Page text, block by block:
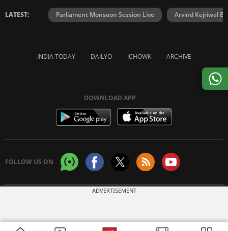
LATEST: Parliament Monsoon Session Live Arvind Kejriwal
INDIA TODAY DAILYO ICHOWK ARCHIVE
DOWNLOAD APP
FOLLOW US ON
ADVERTISEMENT